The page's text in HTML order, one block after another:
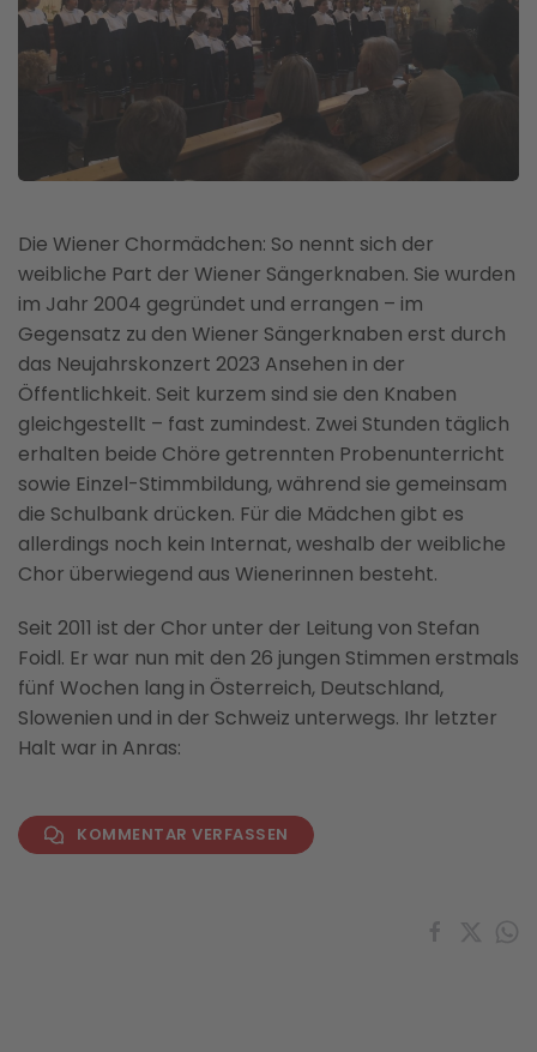
Die Wiener Chormädchen: So nennt sich der
weibliche Part der Wiener Sängerknaben. Sie wurden
im Jahr 2004 gegründet und errangen – im
Gegensatz zu den Wiener Sängerknaben erst durch
das Neujahrskonzert 2023 Ansehen in der
Öffentlichkeit. Seit kurzem sind sie den Knaben
gleichgestellt – fast zumindest. Zwei Stunden täglich
erhalten beide Chöre getrennten Probenunterricht
sowie Einzel-Stimmbildung, während sie gemeinsam
die Schulbank drücken. Für die Mädchen gibt es
allerdings noch kein Internat, weshalb der weibliche
Chor überwiegend aus Wienerinnen besteht.
Seit 2011 ist der Chor unter der Leitung von Stefan
Foidl. Er war nun mit den 26 jungen Stimmen erstmals
fünf Wochen lang in Österreich, Deutschland,
Slowenien und in der Schweiz unterwegs. Ihr letzter
Halt war in Anras:
KOMMENTAR VERFASSEN